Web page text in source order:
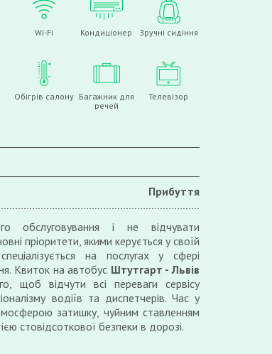
Wi-Fi Кондиціонер Зручні сидіння
Обігрів салону Багажник для
речей
Телевізор
Прибуття
обслуговування і не відчувати
пріоритети, якими керується у своїй
на послугах у сфері
Квиток на автобус Штутгарт - Львів
щоб відчути всі переваги сервісу
водіїв та диспетчерів. Час у
затишку, чуйним ставленням
стовідсоткової безпеки в дорозі.